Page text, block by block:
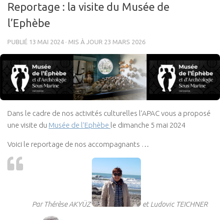
Reportage : la visite du Musée de
l’Ephèbe
PUBLIÉ 13 MAI 2024 · MIS À JOUR 23 MARS 2026
Dans le cadre de nos activités culturelles l’APAC vous a proposé
une visite du Musée de l’Ephèbe le dimanche 5 mai 2024
Voici le reportage de nos accompagnants …
Par Thérèse AKYÜZ et Ludovic TEICHNER